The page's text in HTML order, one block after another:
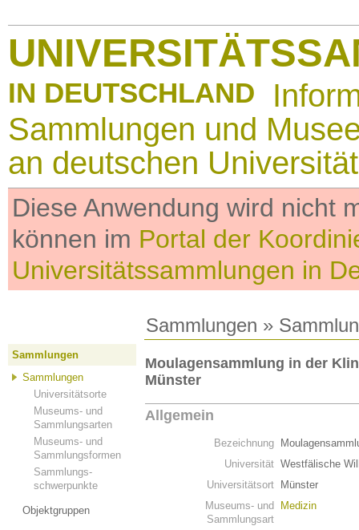
IN DEUTSCHLAND
Sammlungen und
an deutschen
Diese Anwendung wird nicht
können im Portal der
Universitätssammlungen in
Sammlungen »
Sammlungen
Sammlungen
Universitätsorte
Museums- und
Sammlungsarten
Museums- und
Sammlungsformen
Sammlungs-
schwerpunkte
Objektgruppen
Moulagensammlung in der
Münster
Allgemein
Bezeichnung
Universität Westfälische
Universitätsort
Münster
Museums- und
Sammlungsart
Medizin